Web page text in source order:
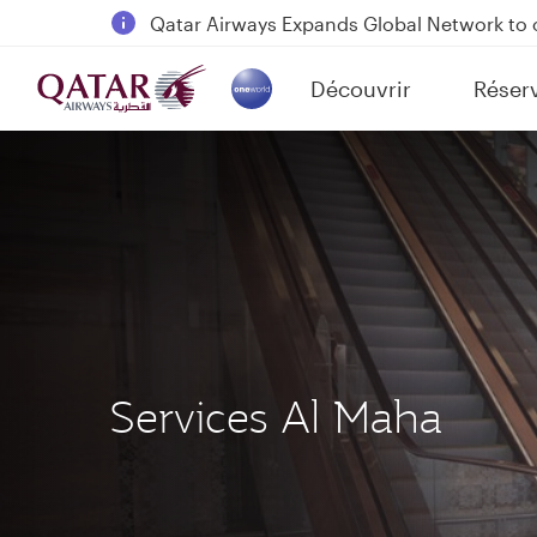
18 June 2026: Updates on Travelling with
6 August 2026: Qatar Airways flight
Qatar Airways Expands Global Network to
Découvrir
(active)
Services Al Maha